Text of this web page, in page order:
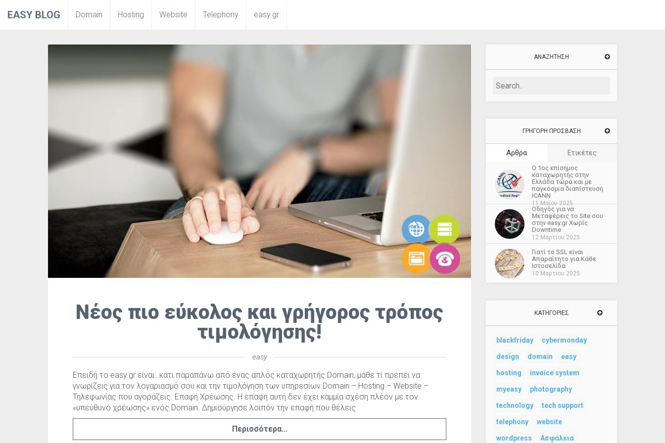
EASY BLOG Domain Hosting Website Telephony easy.gr
Νέος πιο εύκολος και γρήγορος τρόπος
τιμολόγησης!
easy
Επειδή το easy.gr είναι…κάτι παραπάνω από ένας απλός καταχωρητής Domain, μάθε τί πρέπει να
γνωρίζεις για τον λογαριασμό σου και την τιμολόγηση των υπηρεσίων Domain – Hosting – Website –
Τηλεφωνίας που αγοράζεις. Επαφή Χρέωσης. Η επαφή αυτή δεν έχει καμμία σχέση πλέον με τον
«υπεύθυνο χρέωσης» ενός Domain. Δημιούργησε λοιπόν την επαφή που θέλεις
Περισσότερα...
ΑΝΑΖΉΤΗΣΗ
ΓΡΗΓΟΡΗ ΠΡΟΣΒΑΣΗ
Αρθρα Ετικέτες
O 1ος επίσημος
καταχωρητής στην
Ελλάδα τώρα και με
παγκόσμια διαπίστευση
ICANN
11 Μαΐου 2025
Οδηγός για να
Μεταφέρεις το Site σου
στην easy.gr Χωρίς
Downtime
12 Μαρτίου 2025
Γιατί το SSL είναι
Απαραίτητο για Κάθε
Ιστοσελίδα
10 Μαρτίου 2025
ΚΑΤΗΓΟΡΊΕΣ
blackfriday cybermonday
design domain easy
hosting invoice system
myeasy photography
technology tech support
telephony website
wordpress Ασφάλεια